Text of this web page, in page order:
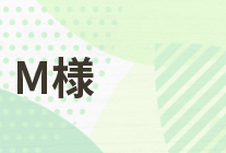
様